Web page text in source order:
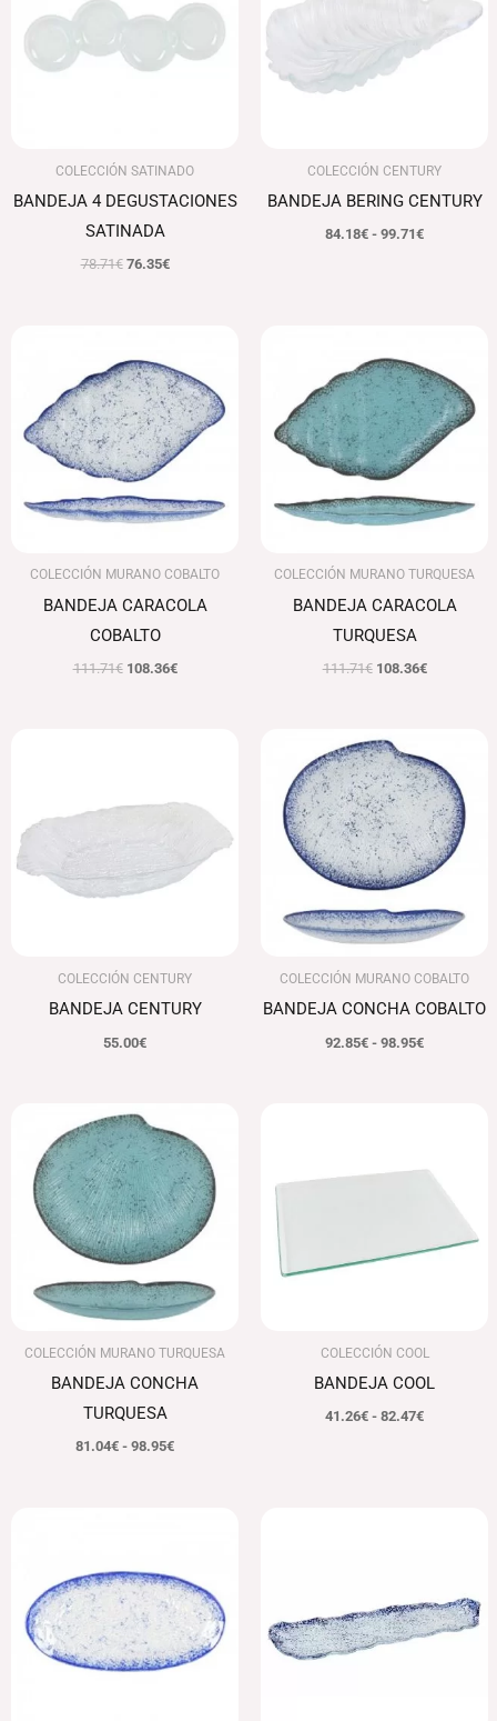
COLECCIÓN SATINADO
BANDEJA 4 DEGUSTACIONES
SATINADA
78.71€ 76.35€
76.35€.
COLECCIÓN CENTURY
BANDEJA BERING CENTURY
84.18€ - 99.71€
84.18€
99.71€
COLECCIÓN MURANO COBALTO
BANDEJA CARACOLA
COBALTO
111.71€
original
era:
111.71€.
108.36€
actual
es:
108.36€.
COLECCIÓN MURANO TURQUESA
BANDEJA CARACOLA
TURQUESA
111.71€
original
era:
111.71€.
108.36€
actual
es:
108.36€.
COLECCIÓN CENTURY
BANDEJA CENTURY
55.00€
COLECCIÓN MURANO COBALTO
BANDEJA CONCHA COBALTO
92.85€ - 98.95€
de
precios:
desde
92.85€
hasta
98.95€
COLECCIÓN MURANO TURQUESA
BANDEJA CONCHA
TURQUESA
81.04€ - 98.95€
de
precios:
desde
81.04€
hasta
98.95€
COLECCIÓN COOL
BANDEJA COOL
41.26€ - 82.47€
desde
41.26€
hasta
85.55€
hasta
102.25€
hasta
128.57€